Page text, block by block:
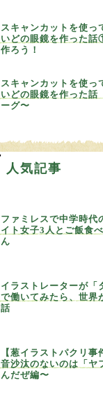
スキャンカットを使っ
いどの眼鏡を作った
作ろう！
スキャンカットを使っ
いどの眼鏡を作った
ーグ〜
人気記事
ファミレスで中学時代
イト女子3人とご飯食
ん
イラストレーターが「
で働いてみたら、世界
話
【葱イラストパクリ
音沙汰のないのは「ヤ
んだぜ編〜